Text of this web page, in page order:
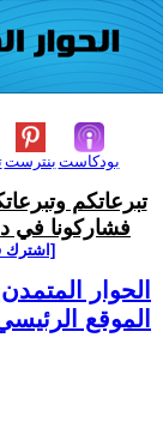
بنترست بودكاست
تبرعاتكم
فشاركونا في
[اشترك
الحوار
الموقع